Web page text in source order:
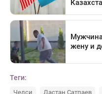
Теги:
Челси Дастан Сатпаев